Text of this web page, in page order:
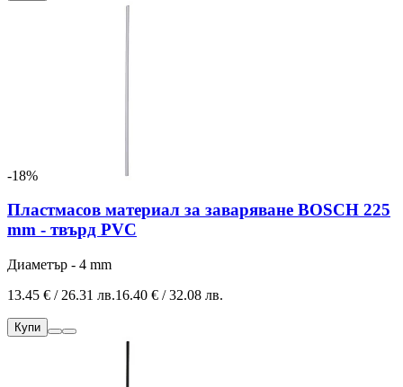
-18%
Пластмасов материал за заваряване BOSCH 225
mm - твърд PVC
Диаметър - 4 mm
13.45 € / 26.31 лв.16.40 € / 32.08 лв.
Купи